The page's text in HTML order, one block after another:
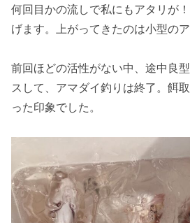
何回目かの流しで私にもアタリが
げます。上がってきたのは小型の
前回ほどの活性がない中、途中良
スして、アマダイ釣りは終了。餌
った印象でした。